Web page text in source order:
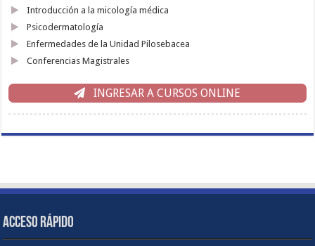
Introducción a la micología médica
Psicodermatología
Enfermedades de la Unidad Pilosebacea
Conferencias Magistrales
INGRESAR A CURSOS ONLINE
ACCESO RÁPIDO